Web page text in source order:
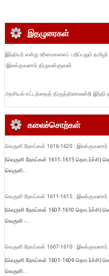
இதழுரைகள்
இந்தியர் என்று உரிமைகளைப் பறிப்பதும்
-இலக்குவனார் திருவள்ளுவன்
அரசியல் சட்டத்தைத் திருத்தினாலன்றி இந்தி
கலைச்சொற்கள்
வெருளி நோய்கள் 1616-1620 : இலக்குவனார்
(வெருளி நோய்கள் 1611-1615 தொடர்ச்சி)
வெருளி...
வெருளி நோய்கள் 1611-1615 : இலக்குவனார்
(வெருளி நோய்கள் 1607-1610 தொடர்ச்சி)
வெருளி -...
வெருளி நோய்கள் 1607-1610 : இலக்குவனார்
(வெருளி நோய்கள் 1601-1606 தொடர்ச்சி)
வெருளி...